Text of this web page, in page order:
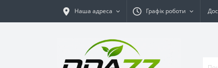
Наша адреса Графік роботи